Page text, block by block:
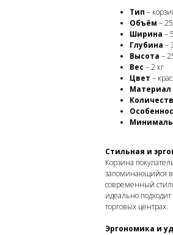
Тип –
Объём –
Ширина –
Глубина –
Высота –
Вес – 2 кг
Цвет –
Материал
Стильная и
Корзина
запоминающийся
современный
идеально
торговых центрах.
Эргономика и